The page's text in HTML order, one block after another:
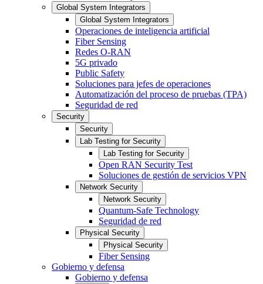
Global System Integrators
Global System Integrators
Operaciones de inteligencia artificial
Fiber Sensing
Redes O-RAN
5G privado
Public Safety
Soluciones para jefes de operaciones
Automatización del proceso de pruebas (TPA)
Seguridad de red
Security
Security
Lab Testing for Security
Lab Testing for Security
Open RAN Security Test
Soluciones de gestión de servicios VPN
Network Security
Network Security
Quantum-Safe Technology
Seguridad de red
Physical Security
Physical Security
Fiber Sensing
Gobierno y defensa
Gobierno y defensa